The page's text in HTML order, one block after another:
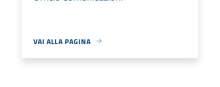
VAI ALLA PAGINA